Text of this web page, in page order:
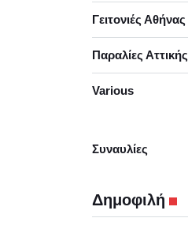
Γειτονιές Αθήνας
Παραλίες Αττικής
Various
Συναυλίες
Δημοφιλή